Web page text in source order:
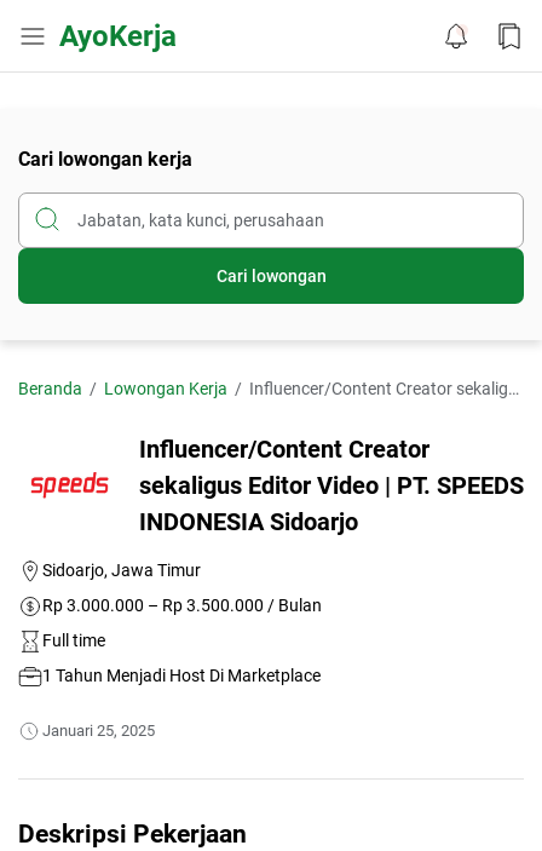
AyoKerja
Cari lowongan kerja
Cari lowongan
Beranda Lowongan Kerja Influencer/Content Creator sekaligus Editor Video | PT. SPEEDS INDONESIA Sidoarjo
Influencer/Content Creator
sekaligus Editor Video | PT. SPEEDS
INDONESIA Sidoarjo
Sidoarjo, Jawa Timur
Rp 3.000.000 – Rp 3.500.000 / Bulan
Full time
1 Tahun Menjadi Host Di Marketplace
Januari 25, 2025
Deskripsi Pekerjaan